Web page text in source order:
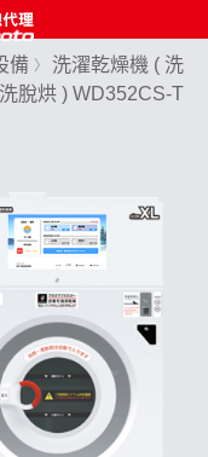
備 〉 洗濯乾燥機 ( 洗
脫烘 ) WD352CS-T